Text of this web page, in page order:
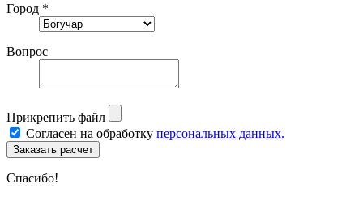
Город *
Вопрос
Прикрепить файл
Согласен на обработку персональных данных.
Спасибо!